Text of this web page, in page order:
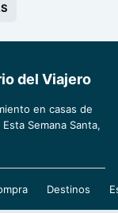
del Viajero
en casas de
Semana Santa,
Destinos